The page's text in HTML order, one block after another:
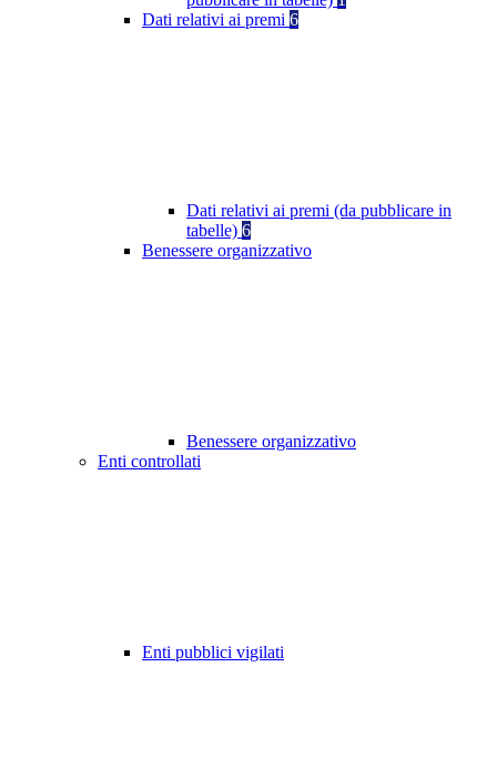
Dati relativi ai premi 6
Dati relativi ai premi (da pubblicare in
tabelle) 6
Benessere organizzativo
Benessere organizzativo
Enti controllati
Enti pubblici vigilati